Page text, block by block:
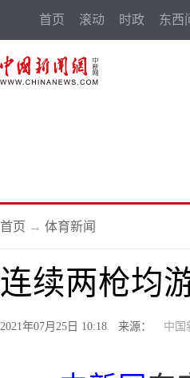
首页 滚动 时政 东西
首页 → 体育新闻
连续两枪均
2021年07月25日 10:18 来源： 中国